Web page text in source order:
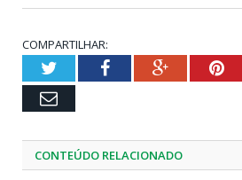
COMPARTILHAR:
TwitterFacebookGoogle+
Email
CONTEÚDO RELACIONADO